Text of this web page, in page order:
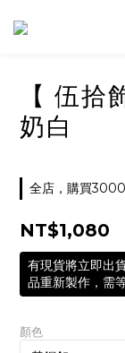
【 伍
奶白
全店，購買
NT$1,080
有現貨將立即出
品重新製作，需
顏色